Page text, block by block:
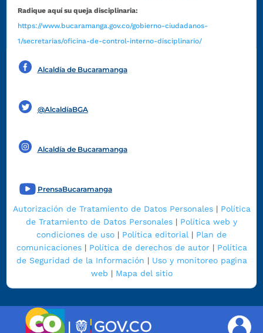
Radique aquí su queja disciplinaria:
https://www.bucaramanga.gov.co/gobierno-ciudadanos-
1/secretarias/oficina-de-control-interno-disciplinario/
Alcaldía de Bucaramanga
@AlcaldíaBGA
Alcaldía de Bucaramanga
PrensaBucaramanga
Autorización de Tratamiento de Datos Personales| Política
de Tratamiento de Datos Personales | Política web y
condiciones de uso | Política editorial | Plan de
comunicaciones| Política de derechos de autor| Política
de Seguridad de la Información | Uso y monitoreo pagina
web | Mapa del sitio
|